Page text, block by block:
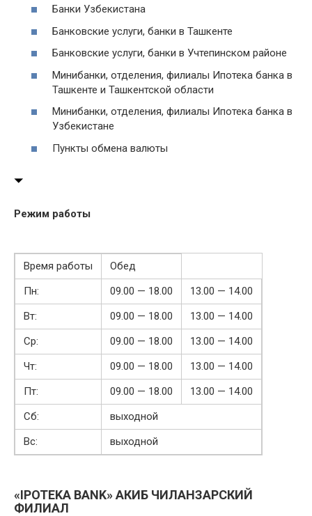
Банки Узбекистана
Банковские услуги, банки в Ташкенте
Банковские услуги, банки в Учтепинском районе
Минибанки, отделения, филиалы Ипотека банка в
Ташкенте и Ташкентской области
Минибанки, отделения, филиалы Ипотека банка в
Узбекистане
Пункты обмена валюты
Режим работы
Время работы
Обед
Пн:
09.00 — 18.00
13.00 — 14.00
Вт:
09.00 — 18.00
13.00 — 14.00
Ср:
09.00 — 18.00
13.00 — 14.00
Чт:
09.00 — 18.00
13.00 — 14.00
Пт:
09.00 — 18.00
13.00 — 14.00
Сб:
выходной
Вс:
выходной
«IPOTEKA BANK» АКИБ ЧИЛАНЗАРСКИЙ
ФИЛИАЛ